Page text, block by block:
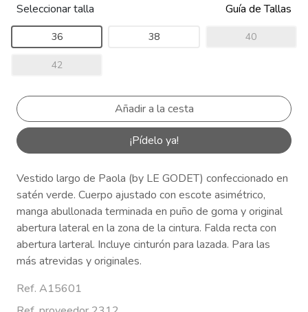
Seleccionar talla Guía de Tallas
36 38 40
42
¡Pídelo ya!
Vestido largo de Paola (by LE GODET) confeccionado en
satén verde. Cuerpo ajustado con escote asimétrico,
manga abullonada terminada en puño de goma y original
abertura lateral en la zona de la cintura. Falda recta con
abertura larteral. Incluye cinturón para lazada. Para las
más atrevidas y originales.
Ref. A15601